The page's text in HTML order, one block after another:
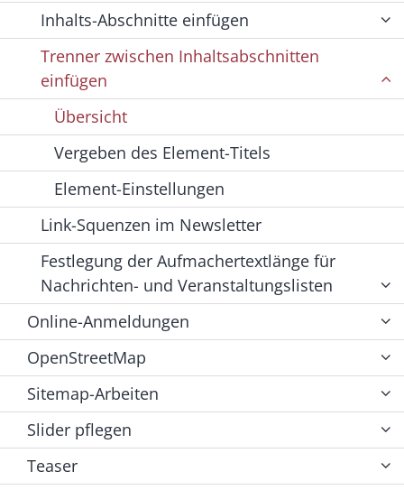
Inhalts-Abschnitte einfügen
Trenner zwischen Inhaltsabschnitten
einfügen
Übersicht
Vergeben des Element-Titels
Element-Einstellungen
Link-Squenzen im Newsletter
Festlegung der Aufmachertextlänge für
Nachrichten- und Veranstaltungslisten
Online-Anmeldungen
OpenStreetMap
Sitemap-Arbeiten
Slider pflegen
Teaser